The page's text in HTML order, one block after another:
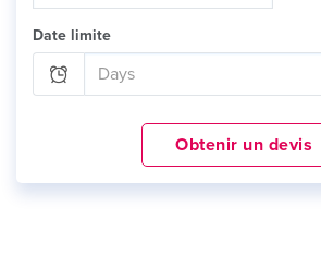
Date limite
Obtenir un devis